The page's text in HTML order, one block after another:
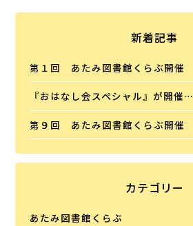
新着記事
第１回 あたみ図書館くらぶ開催
『おはなし会スペシャル』が開催…
第９回 あたみ図書館くらぶ開催
カテゴリー
あたみ図書館くらぶ